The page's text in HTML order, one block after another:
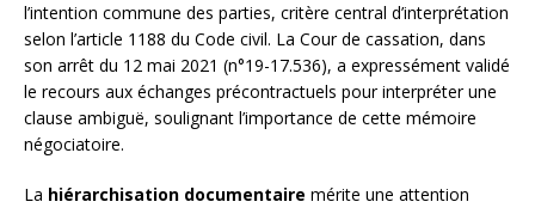
l’intention commune des parties, critère central d’interprétation
selon l’article 1188 du Code civil. La Cour de cassation, dans
son arrêt du 12 mai 2021 (n°19-17.536), a expressément validé
le recours aux échanges précontractuels pour interpréter une
clause ambiguë, soulignant l’importance de cette mémoire
négociatoire.
La hiérarchisation documentaire mérite une attention